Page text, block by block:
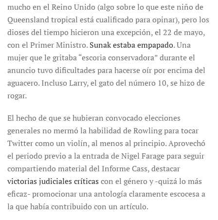
mucho en el Reino Unido (algo sobre lo que este niño de
Queensland tropical está cualificado para opinar), pero los
dioses del tiempo hicieron una excepción, el 22 de mayo,
con el Primer Ministro.Sunak estaba empapado. Una
mujer que le gritaba “escoria conservadora” durante el
anuncio tuvo dificultades para hacerse oír por encima del
aguacero. Incluso Larry, el gato del número 10, se hizo de
rogar.
El hecho de que se hubieran convocado elecciones
generales no mermó la habilidad de Rowling para tocar
Twitter como un violín, al menos al principio. Aprovechó
el periodo previo a la entrada de Nigel Farage para seguir
compartiendo material del Informe Cass, destacar
victorias judiciales críticas con el género y -quizá lo más
eficaz- promocionar una antología claramente escocesa a
la que había contribuido con un artículo.